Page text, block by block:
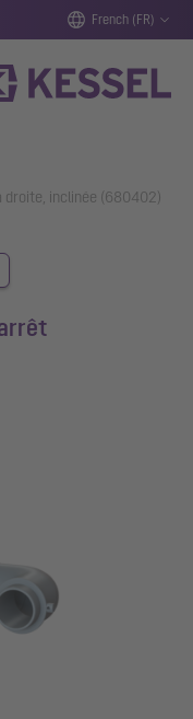
French (FR)
droite, inclinée (680402)